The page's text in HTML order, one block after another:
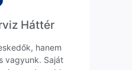
Háttér
hanem
vagyunk. Saját